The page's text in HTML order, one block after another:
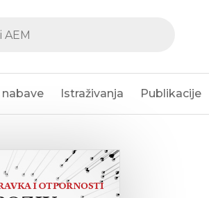
nabave Istraživanja Publikacije